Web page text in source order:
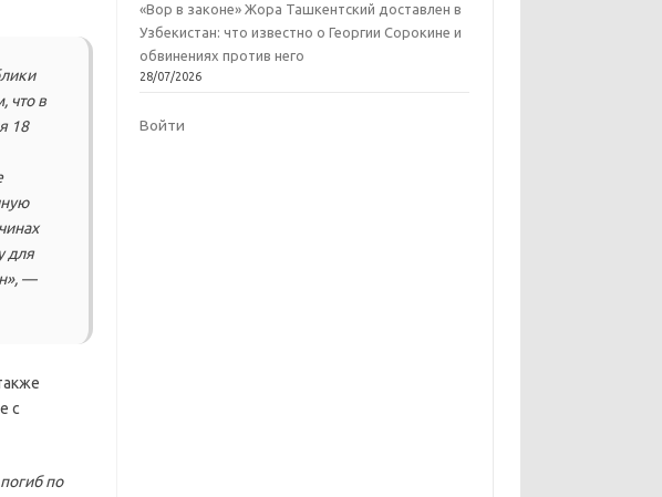
что в
18
для
—
с
по
«Вор в законе» Жора Ташкентский доставлен в
Узбекистан: что известно о Георгии Сорокине и
обвинениях против него
28/07/2026
Войти